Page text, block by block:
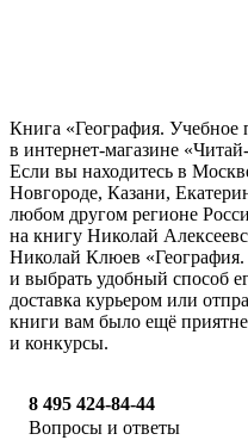
Книга «География. Учебное
в интернет-магазине
Если вы находитесь в
Новгороде, Казани,
любом другом регионе
на книгу Николай
Николай Клюев «География.
и выбрать удобный способ
доставка курьером или
книги вам было ещё
и конкурсы.
8 495 424-84-44
Вопросы и ответы